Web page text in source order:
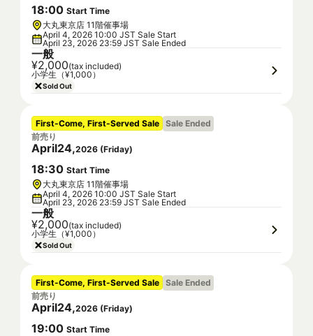
18:00 Start Time
大丸東京店 11階催事場
April 4, 2026 10:00 JST Sale Start
April 23, 2026 23:59 JST Sale Ended
一般
¥2,000(tax included)
小学生（¥1,000）
Sold Out
First-Come, First-Served Sale Sale Ended
前売り
April24,2026 (Friday)
18:30 Start Time
大丸東京店 11階催事場
April 4, 2026 10:00 JST Sale Start
April 23, 2026 23:59 JST Sale Ended
一般
¥2,000(tax included)
小学生（¥1,000）
Sold Out
First-Come, First-Served Sale Sale Ended
前売り
April24,2026 (Friday)
19:00 Start Time